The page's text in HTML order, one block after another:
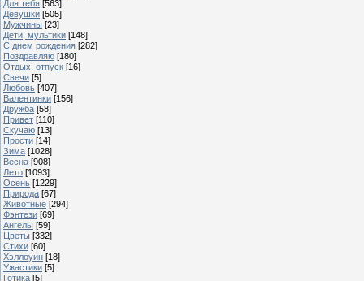
Для тебя [563]
Девушки [505]
Мужчины [23]
Дети, мультики [148]
С днем рождения [282]
Поздравляю [180]
Отдых, отпуск [16]
Свечи [5]
Любовь [407]
Валентинки [156]
Дружба [58]
Привет [110]
Скучаю [13]
Прости [14]
Зима [1028]
Весна [908]
Лето [1093]
Осень [1229]
Природа [67]
Животные [294]
Фэнтези [69]
Ангелы [59]
Цветы [332]
Стихи [60]
Хэллоуин [18]
Ужастики [5]
Готика [5]